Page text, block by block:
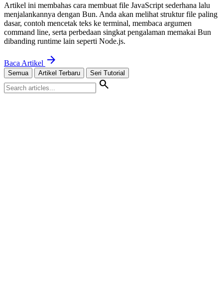
Artikel ini membahas cara membuat file JavaScript sederhana lalu
menjalankannya dengan Bun. Anda akan melihat struktur file paling
dasar, contoh mencetak teks ke terminal, membaca argumen
command line, serta perbedaan singkat pengalaman memakai Bun
dibanding runtime lain seperti Node.js.
Baca Artikel arrow_forward
Semua Artikel Terbaru Seri Tutorial
search